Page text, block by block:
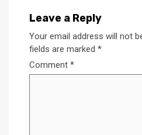
Leave a Reply
Your email address will not
fields are marked *
Comment *